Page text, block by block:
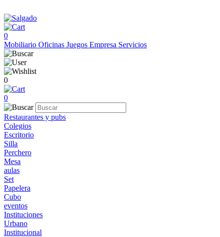
0
Mobiliario Oficinas Juegos Empresa Servicios
0
0
Restaurantes y pubs
Colegios
Escritorio
Silla
Perchero
Mesa
aulas
Set
Papelera
Cubo
eventos
Instituciones
Urbano
Institucional